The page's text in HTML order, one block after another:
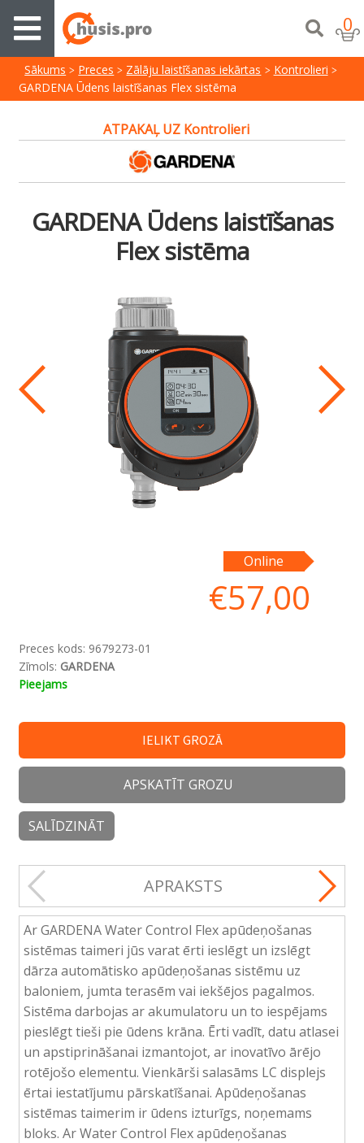
0
Sākums Preces Zālāju laistīšanas iekārtas
Kontrolieri
GARDENA Ūdens laistīšanas Flex sistēma
ATPAKAĻ UZ Kontrolieri
GARDENA Ūdens laistīšanas
Flex sistēma
Online
€57,00
Preces kods: 9679273-01
Zīmols: GARDENA
Pieejams
IELIKT GROZĀ
APSKATĪT GROZU
SALĪDZINĀT
APRAKSTS
Ar GARDENA Water Control Flex apūdeņošanas
sistēmas taimeri jūs varat ērti ieslēgt un izslēgt
dārza automātisko apūdeņošanas sistēmu uz
baloniem, jumta terasēm vai iekšējos pagalmos.
Sistēma darbojas ar akumulatoru un to iespējams
pieslēgt tieši pie ūdens krāna. Ērti vadīt, datu atlasei
un apstiprināšanai izmantojot, ar inovatīvo ārējo
rotējošo elementu. Vienkārši salasāms LC displejs
ērtai iestatījumu pārskatīšanai. Apūdeņošanas
sistēmas taimerim ir ūdens izturīgs, noņemams
bloks. Ar Water Control Flex apūdeņošanas